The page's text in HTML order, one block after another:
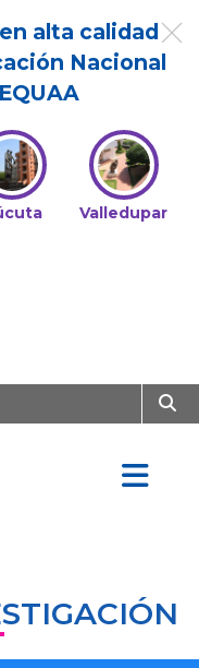
alta calidad
Nacional
Valledupar